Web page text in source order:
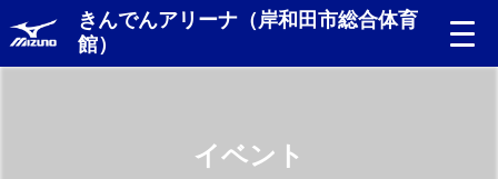
きんでんアリーナ（岸和田市総合体育
館）
イベント